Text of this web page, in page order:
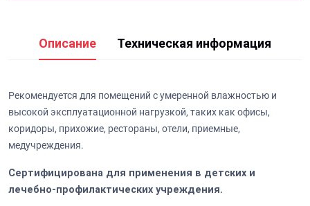
Описание Техническая информация
Рекомендуется для помещений с умеренной влажностью и
высокой эксплуатационной нагрузкой, таких как офисы,
коридоры, прихожие, рестораны, отели, приемные,
медучреждения.
Сертифицирована для применения в детских и
лечебно-профилактических учреждения.